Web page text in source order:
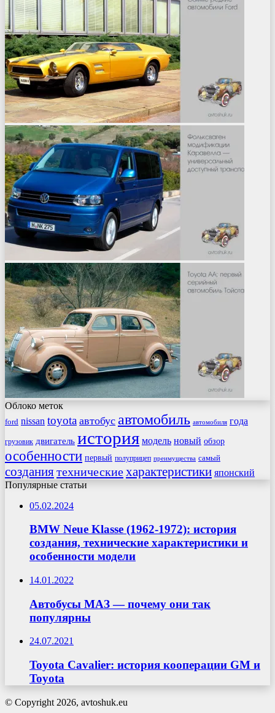
Облоко меток
ford nissan toyota автобус автомобиль автомобиля года
грузовик двигатель история модель новый обзор
особенности первый полуприцеп преимущества самый
созданиятехническиехарактеристики японский
Популярные статьи
05.02.2024
BMW Neue Klasse (1962-1972): история
создания, технические характеристики и
особенности модели
14.01.2022
Автобусы МАЗ — почему они так
популярны
24.07.2021
Toyota Cavalier: история кооперации GM и
Toyota
© Copyright 2026, avtoshuk.eu